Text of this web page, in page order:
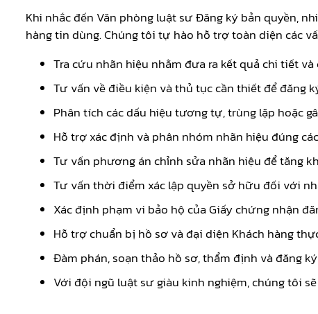
Khi nhắc đến Văn phòng luật sư Đăng ký bản quyền,
hàng tin dùng. Chúng tôi tự hào hỗ trợ toàn diện các
Tra cứu nhãn hiệu nhằm đưa ra kết quả chi tiết
Tư vấn về điều kiện và thủ tục cần thiết để đăng
Phân tích các dấu hiệu tương tự, trùng lặp hoặc
Hỗ trợ xác định và phân nhóm nhãn hiệu đúng
Tư vấn phương án chỉnh sửa nhãn hiệu để tăng
Tư vấn thời điểm xác lập quyền sở hữu đối với
Xác định phạm vi bảo hộ của Giấy chứng nhận
Hỗ trợ chuẩn bị hồ sơ và đại diện Khách hàng
Đàm phán, soạn thảo hồ sơ, thẩm định và đăng
Với đội ngũ luật sư giàu kinh nghiệm, chúng tôi